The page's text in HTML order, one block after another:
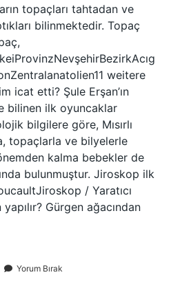
topaçları tahtadan ve
bilinmektedir. Topaç
weitere
icat etti? Şule Erşan’ın
bilinen ilk oyuncaklar
bilgilere göre, Mısırlı
topaçlarla ve bilyelerle
kalma bebekler de
bulunmuştur. Jiroskop ilk
/ Yaratıcı
Gürgen ağacından
Yorum Bırak